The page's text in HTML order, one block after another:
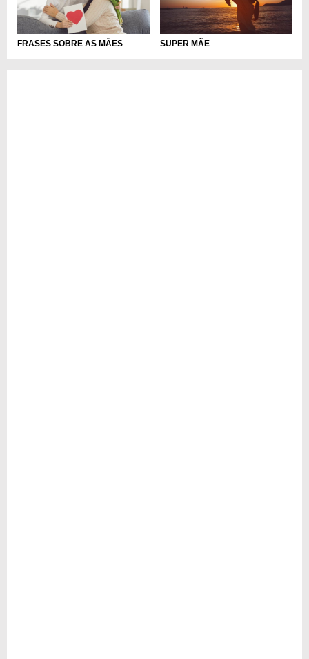
FRASES SOBRE AS MÃES SUPER MÃE